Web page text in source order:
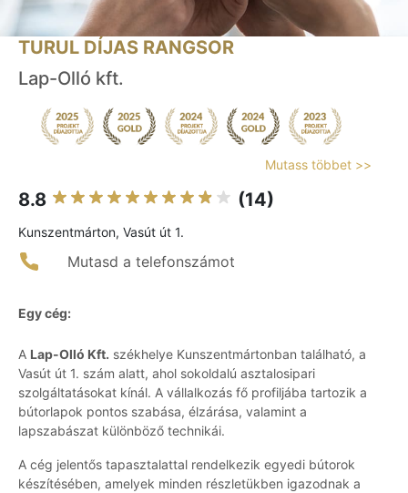
TURUL DÍJAS RANGSOR
Lap-Olló kft.
Mutass többet >>
8.8 (14)
Kunszentmárton, Vasút út 1.
Mutasd a telefonszámot
Egy cég:
A Lap-Olló Kft. székhelye Kunszentmártonban található, a
Vasút út 1. szám alatt, ahol sokoldalú asztalosipari
szolgáltatásokat kínál. A vállalkozás fő profiljába tartozik a
bútorlapok pontos szabása, élzárása, valamint a
lapszabászat különböző technikái.
A cég jelentős tapasztalattal rendelkezik egyedi bútorok
készítésében, amelyek minden részletükben igazodnak a